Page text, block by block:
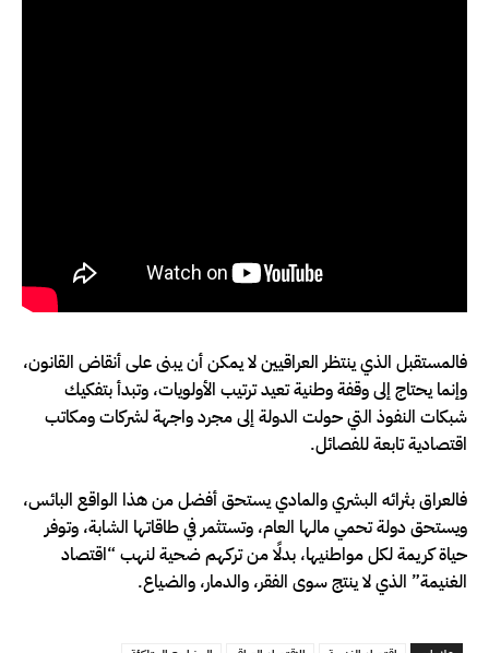
فالمستقبل الذي ينتظر العراقيين لا يمكن أن يبنى على أنقاض القانون،
وإنما يحتاج إلى وقفة وطنية تعيد ترتيب الأولويات، وتبدأ بتفكيك
شبكات النفوذ التي حولت الدولة إلى مجرد واجهة لشركات ومكاتب
اقتصادية تابعة للفصائل.
فالعراق بثرائه البشري والمادي يستحق أفضل من هذا الواقع البائس،
ويستحق دولة تحمي مالها العام، وتستثمر في طاقاتها الشابة، وتوفر
حياة كريمة لكل مواطنيها، بدلًا من تركهم ضحية لنهب “اقتصاد
الغنيمة” الذي لا ينتج سوى الفقر، والدمار، والضياع.